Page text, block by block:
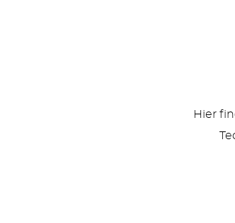
Hier